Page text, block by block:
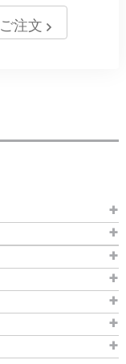
ご注文